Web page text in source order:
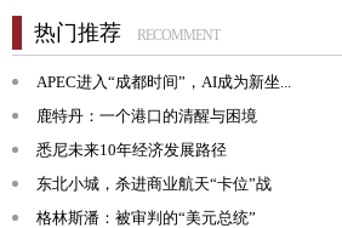
热门推荐 RECOMMENT
APEC进入“成都时间”，AI成为新坐...
鹿特丹：一个港口的清醒与困境
悉尼未来10年经济发展路径
东北小城，杀进商业航天“卡位”战
格林斯潘：被审判的“美元总统”